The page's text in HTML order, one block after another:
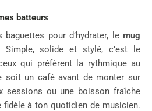
batteurs
pour d’hydrater, le mug
Simple, solide et stylé, c’est le
qui préfèrent la rythmique au
soit un café avant de monter sur
sessions ou une boisson fraîche
à ton quotidien de musicien.